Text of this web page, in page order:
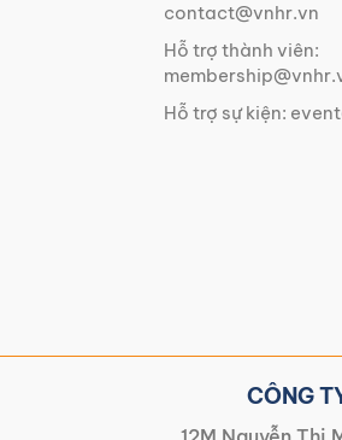
contact@vnhr.vn
Hỗ trợ thành viên:
Hỗ trợ sự kiện:
CÔNG